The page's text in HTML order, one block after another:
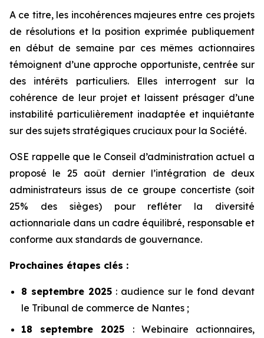
A ce titre, les incohérences majeures entre ces projets
de résolutions et la position exprimée publiquement
en début de semaine par ces mêmes actionnaires
témoignent d’une approche opportuniste, centrée sur
des intérêts particuliers. Elles interrogent sur la
cohérence de leur projet et laissent présager d’une
instabilité particulièrement inadaptée et inquiétante
sur des sujets stratégiques cruciaux pour la Société.
OSE rappelle que le Conseil d’administration actuel a
proposé le 25 août dernier l’intégration de deux
administrateurs issus de ce groupe concertiste (soit
25% des sièges) pour refléter la diversité
actionnariale dans un cadre équilibré, responsable et
conforme aux standards de gouvernance.
Prochaines étapes clés :
8 septembre 2025 : audience sur le fond devant
le Tribunal de commerce de Nantes ;
18 septembre 2025 : Webinaire actionnaires,